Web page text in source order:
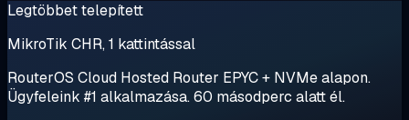
Legtöbbet telepített
MikroTik CHR, 1 kattintással
RouterOS Cloud Hosted Router EPYC + NVMe alapon.
Ügyfeleink #1 alkalmazása. 60 másodperc alatt él.